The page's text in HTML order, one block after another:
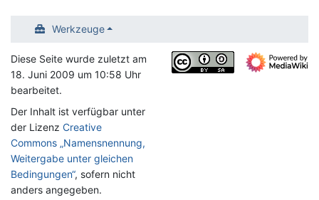
Werkzeuge
Diese Seite wurde zuletzt am
18. Juni 2009 um 10:58 Uhr
bearbeitet.
Der Inhalt ist verfügbar unter
der Lizenz Creative
Commons „Namensnennung,
Weitergabe unter gleichen
Bedingungen“, sofern nicht
anders angegeben.